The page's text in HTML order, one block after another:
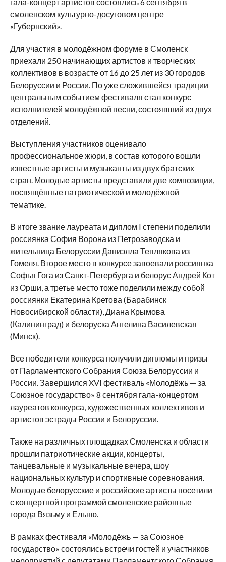
смоленском культурно-досуговом центре
«Губернский».
Для участия в молодёжном форуме в Смоленск
приехали 250 начинающих артистов и творческих
коллективов в возрасте от 16 до 25 лет из 30 городов
Белоруссии и России. По уже сложившейся традиции
центральным событием фестиваля стал конкурс
исполнителей молодёжной песни, состоявший из двух
отделений.
Выступления участников оценивало
профессиональное жюри, в состав которого вошли
известные артисты и музыканты из двух братских
стран. Молодые артисты представили две композиции,
посвящённые патриотической и молодёжной
тематике.
В итоге звание лауреата и диплом I степени поделили
россиянка София Ворона из Петрозаводска и
жительница Белоруссии Даниэлла Теплякова из
Гомеля. Второе место в конкурсе завоевали россиянка
Софья Гога из Санкт-Петербурга и белорус Андрей Кот
из Орши, а третье место тоже поделили между собой
россиянки Екатерина Кретова (Барабинск
Новосибирской области), Диана Крымова
(Калининград) и белоруска Ангелина Василевская
(Минск).
Все победители конкурса получили дипломы и призы
от Парламентского Собрания Союза Белоруссии и
России. Завершился XVI фестиваль «Молодёжь — за
Союзное государство» 8 сентября гала-концертом
лауреатов конкурса, художественных коллективов и
артистов эстрады России и Белоруссии.
Также на различных площадках Смоленска и области
прошли патриотические акции, концерты,
танцевальные и музыкальные вечера, шоу
национальных культур и спортивные соревнования.
Молодые белорусские и российские артисты посетили
с концертной программой смоленские районные
города Вязьму и Ельню.
В рамках фестиваля «Молодёжь — за Союзное
государство» состоялись встречи гостей и участников